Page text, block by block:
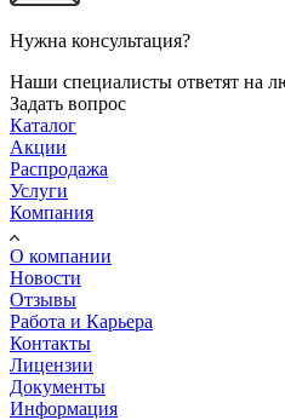
Нужна консультация?
Наши специалисты ответят на
Задать вопрос
Каталог
Акции
Распродажа
Услуги
Компания
О компании
Новости
Отзывы
Работа и Карьера
Контакты
Лицензии
Документы
Информация